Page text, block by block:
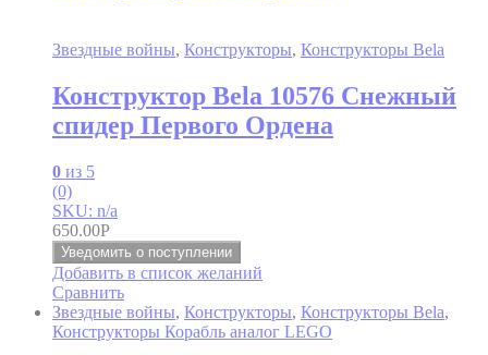
Звездные войны, Конструкторы, Конструкторы Bela
Конструктор Bela 10576 Снежный
спидер Первого Ордена
0 из 5
(0)
SKU: n/a
650.00Р
Уведомить о поступлении
Добавить в список желаний
Сравнить
Звездные войны, Конструкторы, Конструкторы Bela,
Конструкторы Корабль аналог LEGO